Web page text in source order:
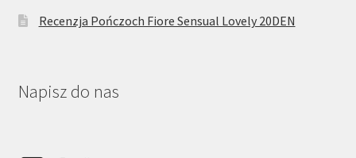
Recenzja Pończoch Fiore Sensual Lovely 20DEN
Napisz do nas